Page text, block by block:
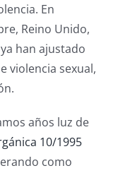
En
Reino Unido,
han ajustado
violencia sexual,
años luz de
10/1995
como